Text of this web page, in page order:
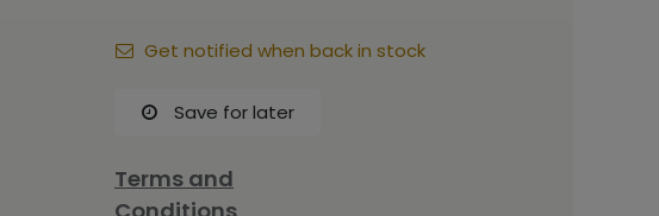
Get notified when back in stock
Save for later
Terms and